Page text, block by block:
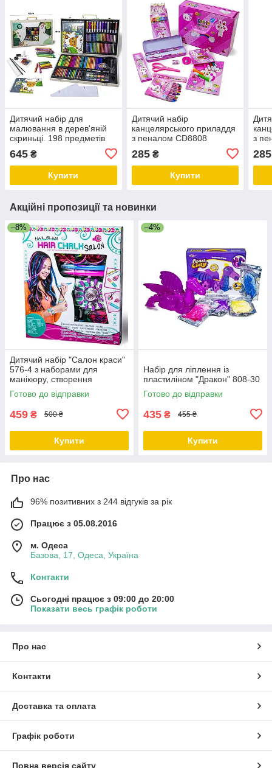
Дитячий набір для
малювання в дерев'яній
скриньці. 198 предметів
645 ₴
Купити
Дитячий набір
канцелярського приладдя
з пеналом CD8808
285₴
Купити
з
285
Акційні пропозиції та новинки
–8%
Дитячий набір "Салон краси"
576-4 з наборами для
манікюру, створення
браслетів, прикрас для
волосся
Готово до відправки
459 ₴ 500 ₴
Купити
–4%
Набір для ліплення із
пластиліном "Дракон" 808-30
Готово до відправки
435 ₴ 455 ₴
Купити
Про нас
96% позитивних з 244 відгуків за рік
Працює з 05.08.2016
м. Одеса
Базова, 17, Одеса, Україна
Контакти
Сьогодні працює з 09:00 до 20:00
Показати весь графік роботи
Про нас
Контакти
Доставка та оплата
Графік роботи
Повна версія сайту